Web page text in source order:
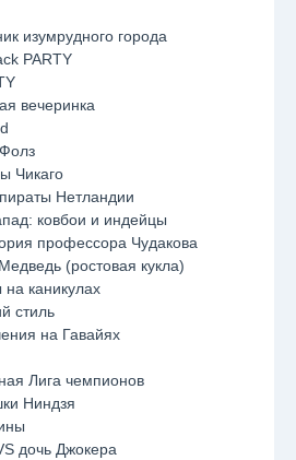
изумрудного города
PARTY
вечеринка
Чикаго
Нетландии
ковбои и индейцы
профессора Чудакова
(ростовая кукла)
каникулах
стиль
на Гавайях
Лига чемпионов
Ниндзя
дочь Джокера